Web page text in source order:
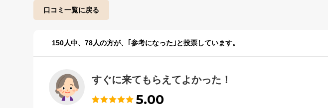
口コミ一覧に戻る
すぐに来てもらえてよかった！
5.00
150人中、78人の方が、｢参考になった｣と投票しています。